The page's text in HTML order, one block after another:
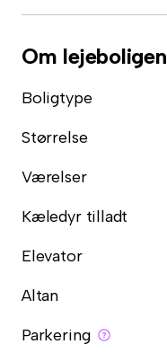
Om lejeboligen
Boligtype
Størrelse
Værelser
Kæledyr tilladt
Elevator
Altan
Parkering